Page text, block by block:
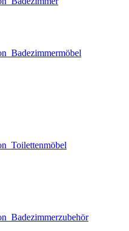
Badezimmermöbel
Toilettenmöbel
Badezimmerzubehör